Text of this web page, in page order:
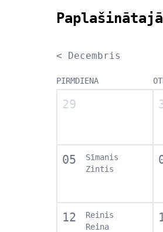
< Decembris
PIRMDIENA
29
05
Sīmanis
Zintis
12
Reinis
Reina